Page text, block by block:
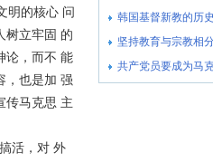
明的核心 问
树立牢固 的
论，而不 能
，也是加 强
传马克思 主
活，对 外
韩国基督新教的历
坚持教育与宗教相
共产党员要成为马